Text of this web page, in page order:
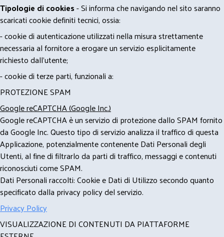
Tipologie di cookies- Si informa che navigando nel sito saranno
scaricati cookie definiti tecnici, ossia:
- cookie di autenticazione utilizzati nella misura strettamente
necessaria al fornitore a erogare un servizio esplicitamente
richiesto dall'utente;
- cookie di terze parti, funzionali a:
PROTEZIONE SPAM
Google reCAPTCHA (Google Inc.)
Google reCAPTCHA è un servizio di protezione dallo SPAM fornito
da Google Inc. Questo tipo di servizio analizza il traffico di questa
Applicazione, potenzialmente contenente Dati Personali degli
Utenti, al fine di filtrarlo da parti di traffico, messaggi e contenuti
riconosciuti come SPAM.
Dati Personali raccolti: Cookie e Dati di Utilizzo secondo quanto
specificato dalla privacy policy del servizio.
Privacy Policy
VISUALIZZAZIONE DI CONTENUTI DA PIATTAFORME